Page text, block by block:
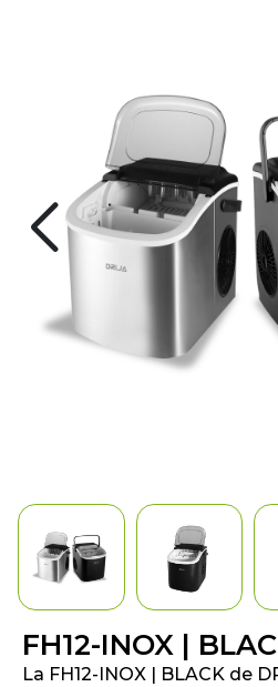
FH12-INOX |
La FH12-INOX | BLACK de